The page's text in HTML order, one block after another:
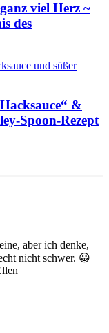
viel Herz ~
des
&
Spoon-Rezept
aber ich denke,
nicht schwer. 😀